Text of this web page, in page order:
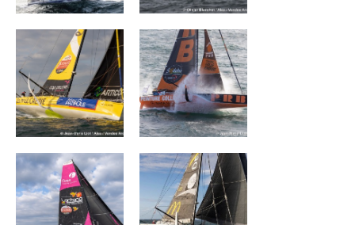
FIVES GROUP –
LANTANA
DEVENIR